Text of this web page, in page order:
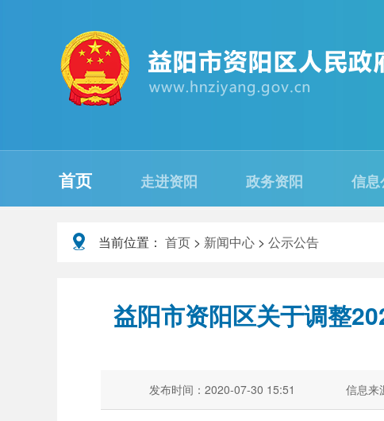
首页 走进资阳 政务资阳 信息
当前位置： 首页 > 新闻中心 > 公示公告
益阳市资阳区关于调整
发布时间：2020-07-30 15:51 信息来